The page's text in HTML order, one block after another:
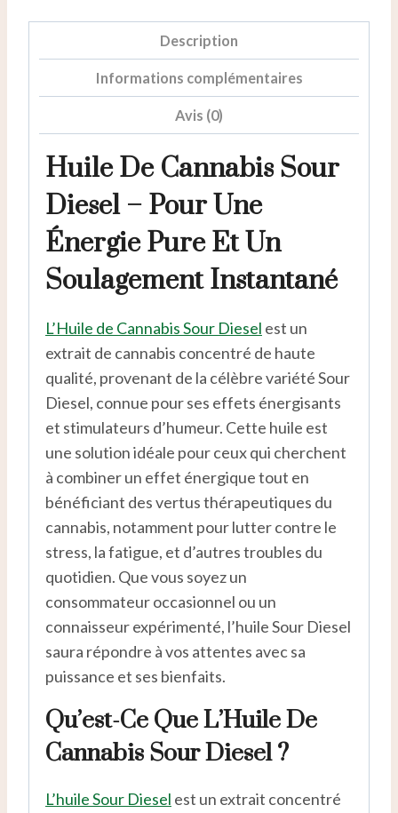
Description
Informations complémentaires
Avis (0)
Huile De Cannabis Sour
Diesel – Pour Une
Énergie Pure Et Un
Soulagement Instantané
L’Huile de Cannabis Sour Diesel est un
extrait de cannabis concentré de haute
qualité, provenant de la célèbre variété Sour
Diesel, connue pour ses effets énergisants
et stimulateurs d’humeur. Cette huile est
une solution idéale pour ceux qui cherchent
à combiner un effet énergique tout en
bénéficiant des vertus thérapeutiques du
cannabis, notamment pour lutter contre le
stress, la fatigue, et d’autres troubles du
quotidien. Que vous soyez un
consommateur occasionnel ou un
connaisseur expérimenté, l’huile Sour Diesel
saura répondre à vos attentes avec sa
puissance et ses bienfaits.
Qu’est-Ce Que L’Huile De
Cannabis Sour Diesel ?
L’huile Sour Diesel est un extrait concentré